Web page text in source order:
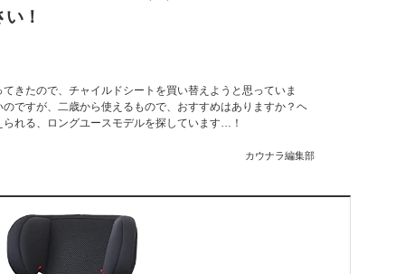
！
きたので、チャイルドシートを買い替えようと思っていま
ですが、二歳から使えるもので、おすすめはありますか？ヘ
れる、ロングユースモデルを探しています…！
カウナラ編集部